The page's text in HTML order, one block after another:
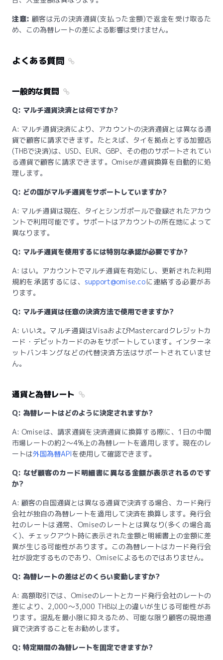
注意: 顧客は元の決済通貨(支払った金額)で返金を受け取るた
め、この為替レートの差による影響は受けません。
よくある質問
一般的な質問
Q: マルチ通貨決済とは何ですか?
A: マルチ通貨決済により、アカウントの決済通貨とは異なる通
貨で顧客に請求できます。たとえば、タイを拠点とする加盟店
(THBで決済)は、USD、EUR、GBP、その他のサポートされてい
る通貨で顧客に請求できます。Omiseが通貨換算を自動的に処
理します。
Q: どの国がマルチ通貨をサポートしていますか?
A: マルチ通貨は現在、タイとシンガポールで登録されたアカウ
ントで利用可能です。サポートはアカウントの所在地によって
異なります。
Q: マルチ通貨を使用するには特別な承認が必要ですか?
A: はい。アカウントでマルチ通貨を有効にし、更新された利用
規約を承諾するには、 support@omise.coに連絡する必要があ
ります。
Q: マルチ通貨は任意の決済方法で使用できますか?
A: いいえ。マルチ通貨はVisaおよびMastercardクレジットカ
ード・デビットカードのみをサポートしています。インターネ
ットバンキングなどの代替決済方法はサポートされていませ
ん。
通貨と為替レート
Q: 為替レートはどのように決定されますか?
A: Omiseは、請求通貨を決済通貨に換算する際に、1日の中間
市場レートの約2〜4%上の為替レートを適用します。現在のレ
ートは外国為替APIを使用して確認できます。
Q: なぜ顧客のカード明細書に異なる金額が表示されるのです
か?
A: 顧客の自国通貨とは異なる通貨で決済する場合、カード発行
会社が独自の為替レートを適用して決済を換算します。発行会
社のレートは通常、Omiseのレートとは異なり(多くの場合高
く)、チェックアウト時に表示された金額と明細書上の金額に差
異が生じる可能性があります。この為替レートはカード発行会
社が設定するものであり、Omiseによるものではありません。
Q: 為替レートの差はどのくらい変動しますか?
A: 高額取引では、Omiseのレートとカード発行会社のレートの
差により、2,000〜3,000 THB以上の違いが生じる可能性があ
ります。混乱を最小限に抑えるため、可能な限り顧客の現地通
貨で決済することをお勧めします。
Q: 特定期間の為替レートを固定できますか?